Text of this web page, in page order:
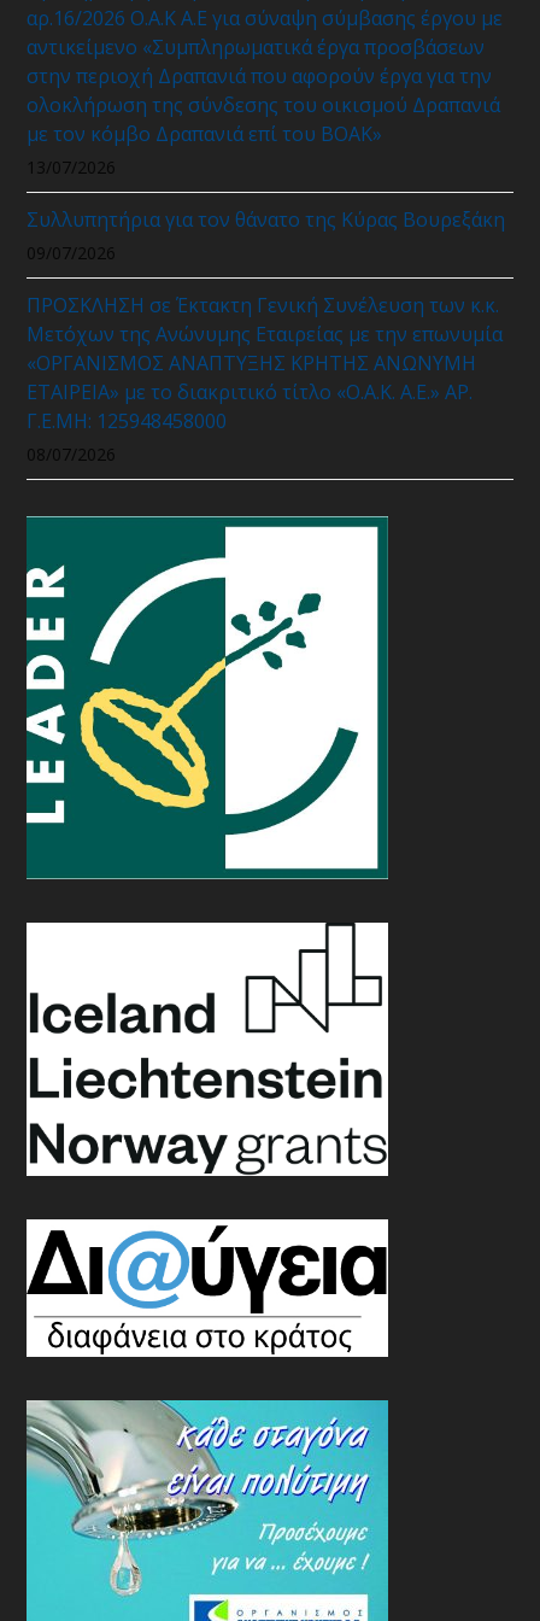
αρ.16/2026 Ο.Α.Κ Α.Ε για σύναψη σύμβασης έργου με
αντικείμενο «Συμπληρωματικά έργα προσβάσεων
στην περιοχή Δραπανιά που αφορούν έργα για την
ολοκλήρωση της σύνδεσης του οικισμού Δραπανιά
με τον κόμβο Δραπανιά επί του ΒΟΑΚ»
13/07/2026
Συλλυπητήρια για τον θάνατο της Κύρας Βουρεξάκη
09/07/2026
ΠΡΟΣΚΛΗΣΗ σε Έκτακτη Γενική Συνέλευση των κ.κ.
Μετόχων της Ανώνυμης Εταιρείας με την επωνυμία
«ΟΡΓΑΝΙΣΜΟΣ ΑΝΑΠΤΥΞΗΣ ΚΡΗΤΗΣ ΑΝΩΝΥΜΗ
ΕΤΑΙΡΕΙΑ» με το διακριτικό τίτλο «Ο.Α.Κ. Α.Ε.» ΑΡ.
Γ.Ε.ΜΗ: 125948458000
08/07/2026